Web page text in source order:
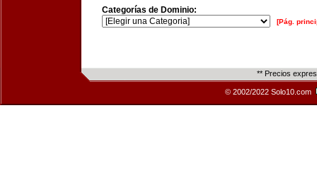
Categorías de Dominio:
[Pág.
** Precios
© 2002/2022 Solo10.com